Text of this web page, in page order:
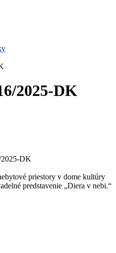
2025-DK
2025-DK
priestory v dome kultúry
predstavenie „Diera v nebi.“